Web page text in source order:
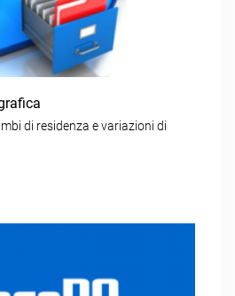
di residenza e variazioni di